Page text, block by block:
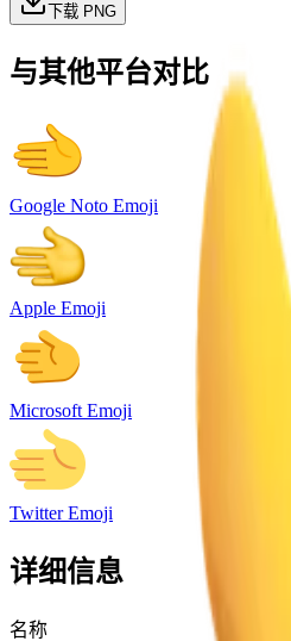
下载 PNG
与其他平台对比
Google Noto Emoji
Apple Emoji
Microsoft Emoji
Twitter Emoji
详细信息
名称